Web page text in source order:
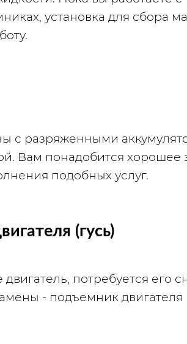
установка для сбора
с разряженными
Вам понадобится хорошее
подобных услуг.
(гусь)
потребуется его
- подъемник